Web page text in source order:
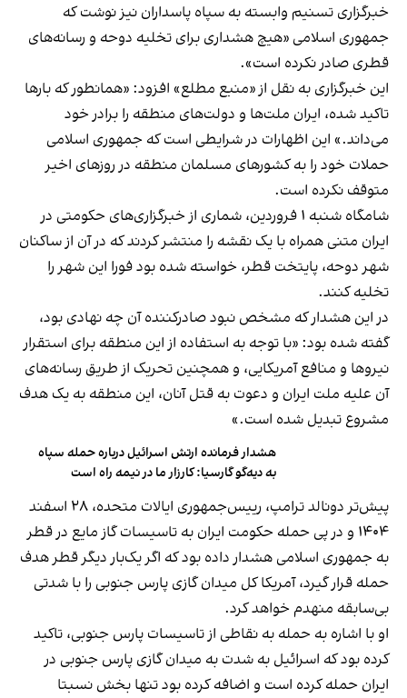
خبرگزاری تسنیم وابسته به سپاه پاسداران نیز نوشت که
جمهوری اسلامی «هیچ هشداری برای تخلیه دوحه و رسانه‌های
قطری صادر نکرده است».
این خبرگزاری به نقل از «منبع مطلع» افزود: «همانطور که بارها
تاکید شده، ایران ملت‌ها و دولت‌های منطقه را برادر خود
می‌داند.» این اظهارات در شرایطی است که جمهوری اسلامی
حملات خود را به کشورهای مسلمان منطقه در روزهای اخیر
متوقف نکرده است.
شامگاه شنبه ۱ فروردین، شماری از خبرگزاری‌های حکومتی در
ایران متنی همراه با یک نقشه را منتشر کردند که در آن از ساکنان
شهر دوحه، پایتخت قطر، خواسته شده بود فورا این شهر را
تخلیه کنند.
در این هشدار که مشخص نبود صادرکننده آن چه نهادی بود،
گفته شده بود: «با توجه به استفاده از این منطقه برای استقرار
نیروها و منافع آمریکایی، و همچنین تحریک از طریق رسانه‌های
آن علیه ملت ایران و دعوت به قتل آنان، این منطقه به یک هدف
مشروع تبدیل شده است.»
هشدار فرمانده ارتش اسرائیل درباره حمله سپاه
به دیه‌گو گارسیا: کارزار ما در نیمه‌ راه است
پیش‌تر دونالد ترامپ، رییس‌جمهوری ایالات متحده، ۲۸ اسفند
۱۴۰۴ و در پی حمله حکومت ایران به تاسیسات گاز مایع در قطر
به جمهوری اسلامی هشدار داده بود که اگر یک‌بار دیگر قطر هدف
حمله قرار گیرد، آمریکا کل میدان گازی پارس جنوبی را با شدتی
بی‌سابقه منهدم خواهد کرد.
او با اشاره به حمله به نقاطی از تاسیسات پارس جنوبی، تاکید
کرده بود که اسرائیل به شدت به میدان گازی پارس جنوبی در
ایران حمله کرده است و اضافه کرده بود تنها بخش نسبتا